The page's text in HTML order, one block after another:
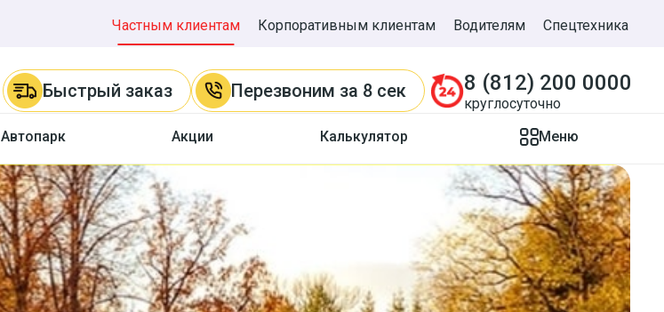
Частным клиентам Корпоративным клиентам Водителям Спецтехника
Быстрый заказ Перезвоним за 8 сек 8 (812) 200 0000
круглосуточно
Автопарк Акции Калькулятор Меню